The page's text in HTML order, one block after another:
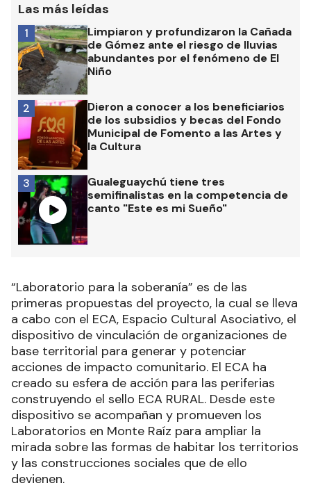
Las más leídas
Limpiaron y profundizaron la Cañada
de Gómez ante el riesgo de lluvias
abundantes por el fenómeno de El
Niño
1
Dieron a conocer a los beneficiarios
de los subsidios y becas del Fondo
Municipal de Fomento a las Artes y
la Cultura
2
Gualeguaychú tiene tres
semifinalistas en la competencia de
canto "Este es mi Sueño"
3
“Laboratorio para la soberanía” es de las
primeras propuestas del proyecto, la cual se lleva
a cabo con el ECA, Espacio Cultural Asociativo, el
dispositivo de vinculación de organizaciones de
base territorial para generar y potenciar
acciones de impacto comunitario. El ECA ha
creado su esfera de acción para las periferias
construyendo el sello ECA RURAL. Desde este
dispositivo se acompañan y promueven los
Laboratorios en Monte Raíz para ampliar la
mirada sobre las formas de habitar los territorios
y las construcciones sociales que de ello
devienen.